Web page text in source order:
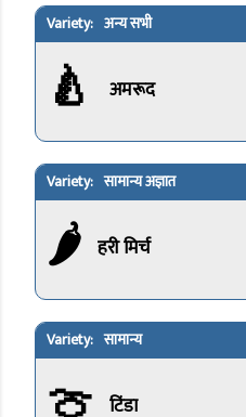
अन्य सभी
🍐 अमरूद
सामान्य अज्ञात
🌶️ हरी मिर्च
सामान्य
टिंडा